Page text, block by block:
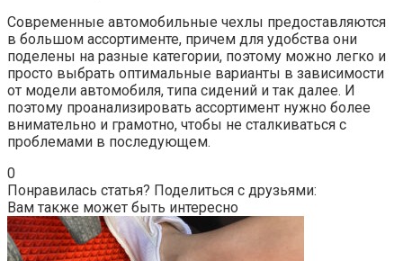
Современные автомобильные чехлы предоставляются
в большом ассортименте, причем для удобства они
поделены на разные категории, поэтому можно легко и
просто выбрать оптимальные варианты в зависимости
от модели автомобиля, типа сидений и так далее. И
поэтому проанализировать ассортимент нужно более
внимательно и грамотно, чтобы не сталкиваться с
проблемами в последующем.
0
Понравилась статья? Поделиться с друзьями:
Вам также может быть интересно